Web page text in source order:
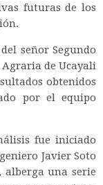
futuras de los
señor Segundo
de Ucayali
obtenidos
por el equipo
fue iniciado
Javier Soto
alberga una serie